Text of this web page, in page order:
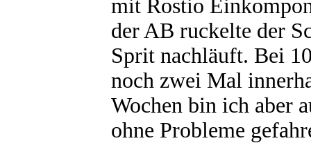
mit Rostio
der AB ruckelte der
Sprit nachläuft. Bei
noch zwei Mal
Wochen bin ich aber
ohne Probleme